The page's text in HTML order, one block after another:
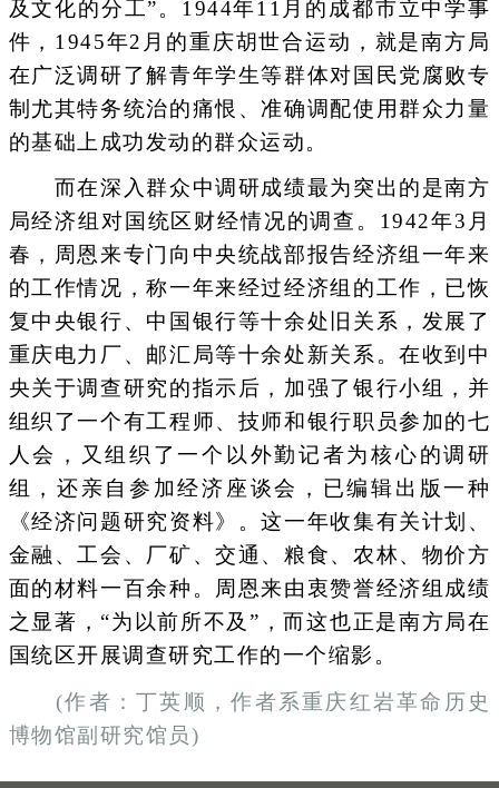
及文化的分工”。1944年11月的成都市立中学事
件，1945年2月的重庆胡世合运动，就是南方局
在广泛调研了解青年学生等群体对国民党腐败专
制尤其特务统治的痛恨、准确调配使用群众力量
的基础上成功发动的群众运动。
而在深入群众中调研成绩最为突出的是南方
局经济组对国统区财经情况的调查。1942年3月
春，周恩来专门向中央统战部报告经济组一年来
的工作情况，称一年来经过经济组的工作，已恢
复中央银行、中国银行等十余处旧关系，发展了
重庆电力厂、邮汇局等十余处新关系。在收到中
央关于调查研究的指示后，加强了银行小组，并
组织了一个有工程师、技师和银行职员参加的七
人会，又组织了一个以外勤记者为核心的调研
组，还亲自参加经济座谈会，已编辑出版一种
《经济问题研究资料》。这一年收集有关计划、
金融、工会、厂矿、交通、粮食、农林、物价方
面的材料一百余种。周恩来由衷赞誉经济组成绩
之显著，“为以前所不及”，而这也正是南方局在
国统区开展调查研究工作的一个缩影。
(作者：丁英顺，作者系重庆红岩革命历史
博物馆副研究馆员)